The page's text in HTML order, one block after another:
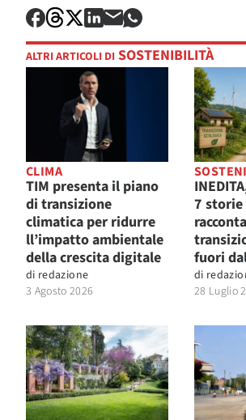
ALTRI ARTICOLI DI SOSTENIBILITÀ
CLIMA
TIM presenta il piano
di transizione
climatica per ridurre
ll’impatto ambientale
della crescita digitale
di redazione
3 Agosto 2026
7
fuori
di
28 Luglio